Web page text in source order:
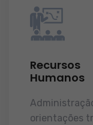
Recursos
Humanos
orientações